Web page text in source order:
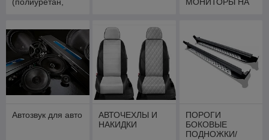
(полиуретан,
МОНИТОРЫ НА
Автозвук для авто
АВТОЧЕХЛЫ И
НАКИДКИ
ПОРОГИ
БОКОВЫЕ
ПОДНОЖКИ/